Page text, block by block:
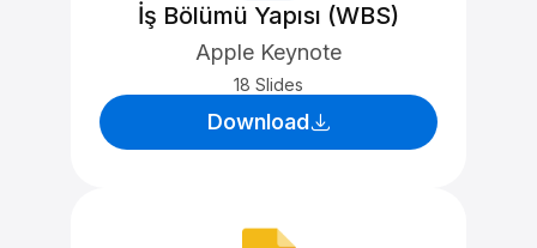
İş Bölümü Yapısı (WBS)
Apple Keynote
18 Slides
Download